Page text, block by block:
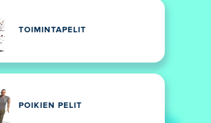
TOIMINTAPELIT
POIKIEN PELIT